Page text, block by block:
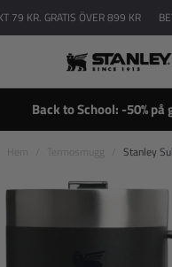
79 KR. GRATIS ÖVER 899 KR
Back to School: -50% på
Stanley